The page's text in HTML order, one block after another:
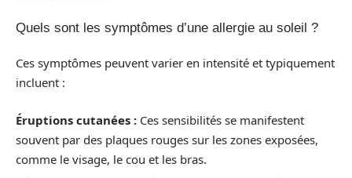
Quels sont les symptômes d’une allergie au soleil ?
Ces symptômes peuvent varier en intensité et typiquement
incluent :
Éruptions cutanées : Ces sensibilités se manifestent
souvent par des plaques rouges sur les zones exposées,
comme le visage, le cou et les bras.